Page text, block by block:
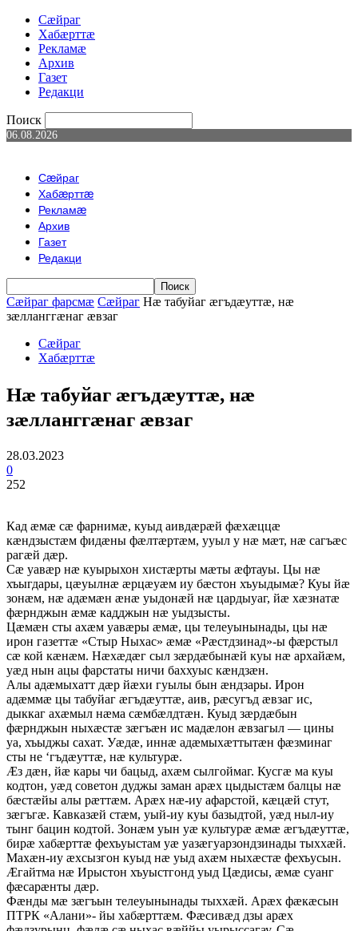
Сæйраг
Хабæрттæ
Рекламæ
Архив
Газет
Редакци
Поиск
06.08.2026
Сæйраг
Хабæрттæ
Рекламæ
Архив
Газет
Редакци
Сæйраг фарсмæ Сæйраг Нæ табуйаг æгъдæуттæ, нæ
зæлланггæнаг æвзаг
Сæйраг
Хабæрттæ
Нæ табуйаг æгъдæуттæ, нæ
зæлланггæнаг æвзаг
28.03.2023
0
252
Кад æмæ сæ фарнимæ, куыд аивдæрæй фæхæццæ
кæндзыстæм фидæны фæлтæртæм, ууыл у нæ мæт, нæ сагъæс
рагæй дæр.
Сæ уавæр нæ куырыхон хистæрты мæты æфтауы. Цы нæ
хъыгдары, цæуылнæ æрцæуæм иу бæстон хъуыдымæ? Куы йæ
зонæм, нæ адæмæн æнæ уыдонæй нæ цардыуаг, йæ хæзнатæ
фæрнджын æмæ кадджын нæ уыдзысты.
Цæмæн сты ахæм уавæры æмæ, цы телеуынынады, цы нæ
ирон газеттæ «Стыр Ныхас» æмæ «Рæстдзинад»-ы фæрстыл
сæ кой кæнæм. Нæхæдæг сыл зæрдæбынæй куы нæ архайæм,
уæд нын ацы фарстаты ничи баххуыс кæндзæн.
Алы адæмыхатт дæр йæхи гуылы бын æндзары. Ирон
адæммæ цы табуйаг æгъдæуттæ, аив, рæсугъд æвзаг ис,
дыккаг ахæмыл нæма сæмбæлдтæн. Куыд зæрдæбын
фæрнджын ныхæстæ зæгъæн ис мадæлон æвзагыл — цины
уа, хъыджы сахат. Уæдæ, иннæ адæмыхæттытæн фæзминаг
сты не ‘гъдæуттæ, нæ культурæ.
Æз дæн, йæ кары чи бацыд, ахæм сылгоймаг. Кусгæ ма куы
кодтон, уæд советон дуджы заман арæх цыдыстæм балцы нæ
бæстæйы алы рæттæм. Арæх нæ-иу афарстой, кæцæй стут,
зæгъгæ. Кавказæй стæм, уый-иу куы базыдтой, уæд ныл-иу
тынг бацин кодтой. Зонæм уын уæ культурæ æмæ æгъдæуттæ,
бирæ хабæрттæ фехъуыстам уæ уазæгуарзондзинады тыххæй.
Махæн-иу æхсызгон куыд нæ уыд ахæм ныхæстæ фехъусын.
Æгайтма нæ Ирыстон хъуыстгонд уыд Цæдисы, æмæ суанг
фæсарæнты дæр.
Фæнды мæ зæгъын телеуынынады тыххæй. Арæх фæкæсын
ПТРК «Алани»- йы хабæрттæм. Фæсивæд дзы арæх